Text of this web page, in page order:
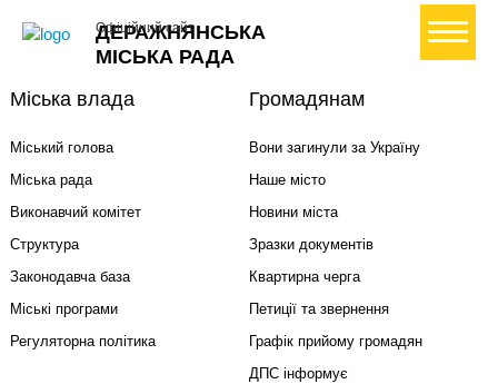
ДЕРАЖНЯНСЬКА
МІСЬКА РАДА
Офіційний сайт+ Створити петицію
Міська влада
Міський голова
Міська рада
Виконавчий комітет
Структура
Законодавча база
Міські програми
Регуляторна політика
Громадянам
Вони загинули за Україну
Наше місто
Новини міста
Зразки документів
Квартирна черга
Петиції та звернення
Графік прийому громадян
ДПС інформує